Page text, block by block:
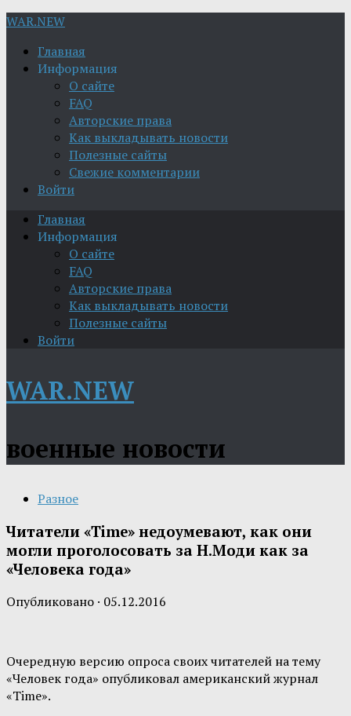
WAR.NEW
Главная
Информация
О сайте
FAQ
Авторские права
Как выкладывать новости
Полезные сайты
Свежие комментарии
Войти
Главная
Информация
О сайте
FAQ
Авторские права
Как выкладывать новости
Полезные сайты
Войти
WAR.NEW
военные новости
Разное
Читатели «Time» недоумевают, как они
могли проголосовать за Н.Моди как за
«Человека года»
Опубликовано · 05.12.2016
Очередную версию опроса своих читателей на тему
«Человек года» опубликовал американский журнал
«Time».